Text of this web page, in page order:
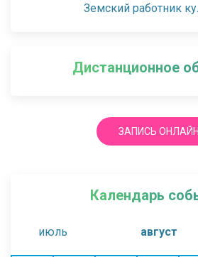
Земский работник
Дистанционное
ЗАПИСЬ ОНЛАЙН
Календарь
июль август